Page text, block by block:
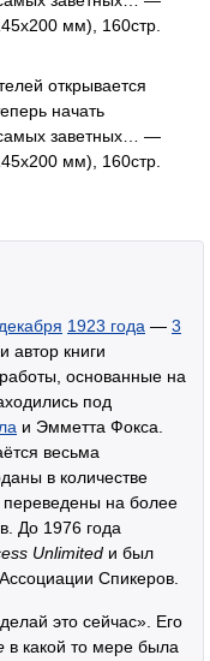
мм), 160стр.
открывается
начать
заветных… —
мм), 160стр.
1923 года — 3
книги
работы, основанные на
под
и Эмметта Фокса.
весьма
в количестве
на более
До 1976 года
Unlimited и был
Спикеров.
это сейчас». Его
в какой то мере была